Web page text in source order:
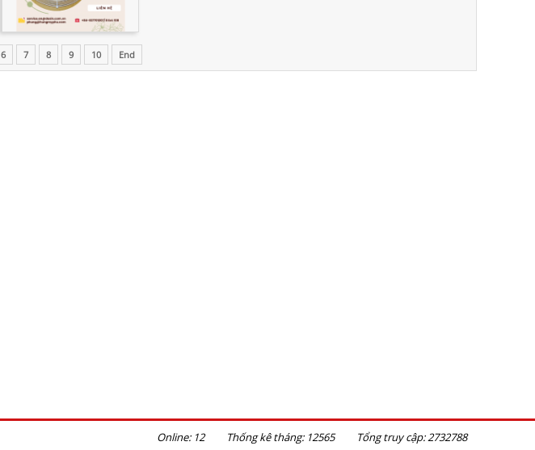
6 7 8 9 10 End
Online: 12 Thống kê tháng: 12565 Tổng truy cập:2732788